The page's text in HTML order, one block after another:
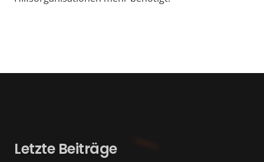
Letzte Beiträge